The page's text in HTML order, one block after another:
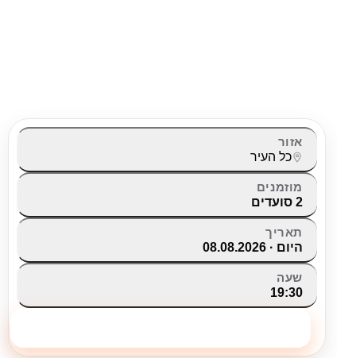
אזור
כל העיר
מוזמנים
2 סועדים
תאריך
היום · 08.08.2026
שעה
19:30